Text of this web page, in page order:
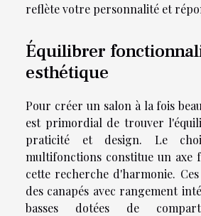
reflète votre personnalité et
Équilibrer
esthétique
Pour créer un salon à la fois
est primordial de trouver
praticité et design. Le
multifonctions constitue un axe
cette recherche d'harmonie.
des canapés avec rangement
basses dotées de